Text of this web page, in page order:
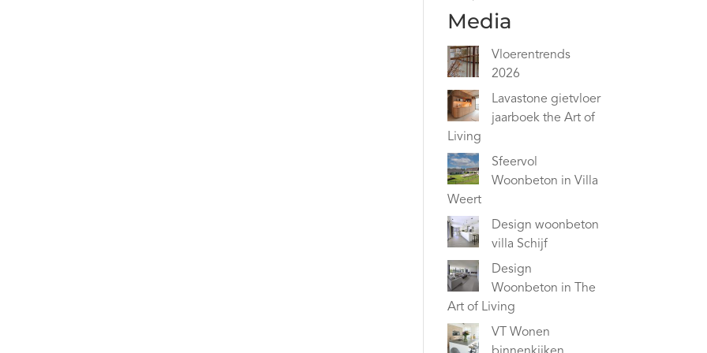
Media
Vloerentrends
2026
Lavastone gietvloer
jaarboek the Art of
Living
Sfeervol
Woonbeton in Villa
Weert
Design woonbeton
villa Schijf
Design
Woonbeton in The
Art of Living
VT Wonen